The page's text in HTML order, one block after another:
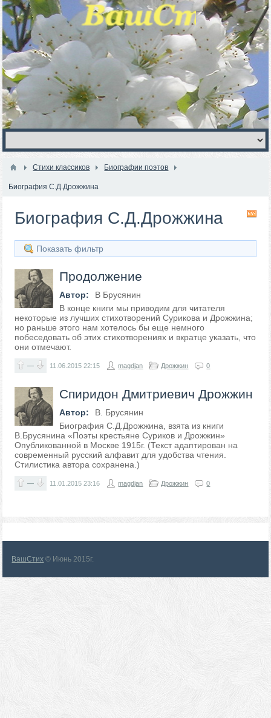
Стихи классиков Биографии поэтов
Биография С.Д.Дрожжина
Биография С.Д.Дрожжина
Показать фильтр
Продолжение
Автор:
В Брусянин
В конце книги мы приводим для читателя
некоторые из лучших стихотворений Сурикова и Дрожжина;
но раньше этого нам хотелось бы еще немного
побеседовать об этих стихотворениях и вкратце указать, что
они отмечают.
— 11.06.201522:15 magdjan Дрожжин 0
Спиридон Дмитриевич Дрожжин
Автор:
В. Брусянин
Биография С.Д.Дрожжина, взята из книги
В.Брусянина «Поэты крестьяне Суриков и Дрожжин»
Опубликованной в Москве 1915г. (Текст адаптирован на
современный русский алфавит для удобства чтения.
Стилистика автора сохранена.)
— 11.01.201523:16 magdjan Дрожжин 0
ВашСтих © Июнь 2015г.